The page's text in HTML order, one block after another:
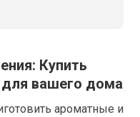
Купить
вашего дома
ароматные и